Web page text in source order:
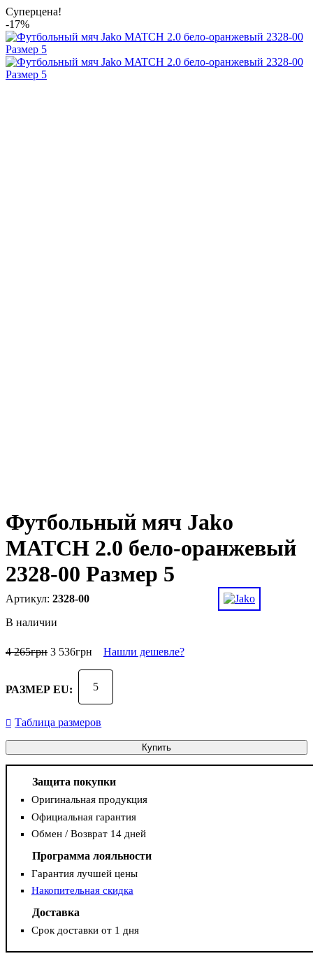
Суперцена!
-17%
Футбольный мяч Jako
MATCH 2.0 бело-оранжевый
2328-00 Размер 5
2328-00
В наличии
4 265грн 3 536грн Нашли дешевле?
РАЗМЕР EU: 5
Таблица размеров
Купить
Защита покупки
Оригинальная продукция
Официальная гарантия
Обмен / Возврат 14 дней
Программа лояльности
Гарантия лучшей цены
Накопительная скидка
Доставка
Срок доставки от 1 дня